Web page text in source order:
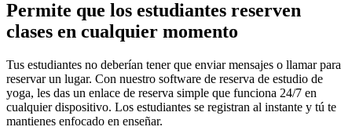
Permite que los estudiantes reserven
clases en cualquier momento
Tus estudiantes no deberían tener que enviar mensajes o llamar para
reservar un lugar. Con nuestro software de reserva de estudio de
yoga, les das un enlace de reserva simple que funciona 24/7 en
cualquier dispositivo. Los estudiantes se registran al instante y tú te
mantienes enfocado en enseñar.